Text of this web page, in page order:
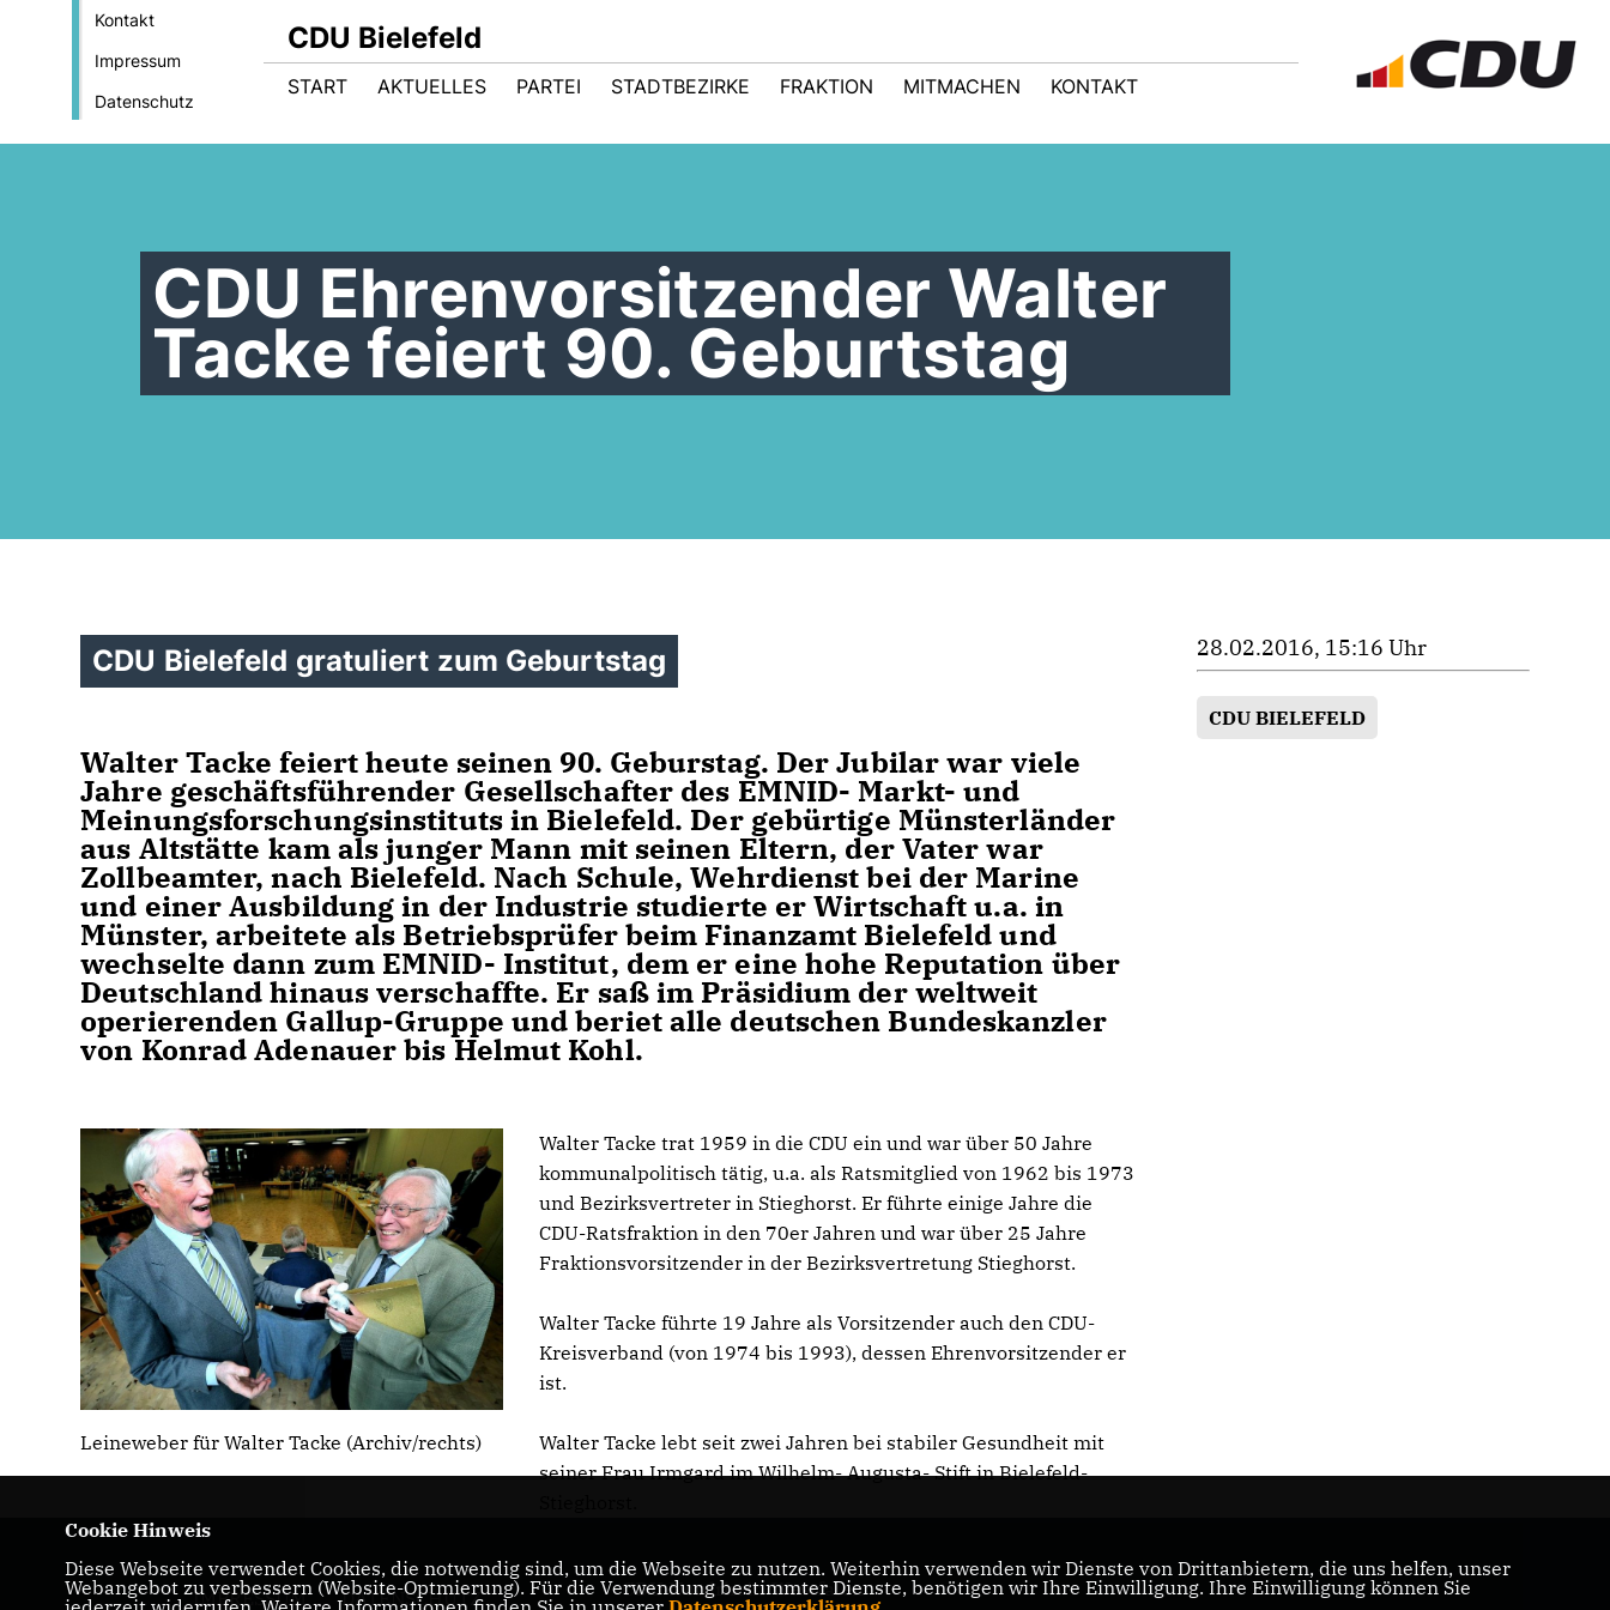
Kontakt
Impressum
Datenschutz
CDU Bielefeld
START AKTUELLES PARTEI STADTBEZIRKE FRAKTION MITMACHEN KONTAKT
CDU Ehrenvorsitzender Walter
Tacke feiert 90. Geburtstag
CDU Bielefeld gratuliert zum Geburtstag
Walter Tacke feiert heute seinen 90. Geburstag. Der Jubilar war viele
Jahre geschäftsführender Gesellschafter des EMNID- Markt- und
Meinungsforschungsinstituts in Bielefeld. Der gebürtige Münsterländer
aus Altstätte kam als junger Mann mit seinen Eltern, der Vater war
Zollbeamter, nach Bielefeld. Nach Schule, Wehrdienst bei der Marine
und einer Ausbildung in der Industrie studierte er Wirtschaft u.a. in
Münster, arbeitete als Betriebsprüfer beim Finanzamt Bielefeld und
wechselte dann zum EMNID- Institut, dem er eine hohe Reputation über
Deutschland hinaus verschaffte. Er saß im Präsidium der weltweit
operierenden Gallup-Gruppe und beriet alle deutschen Bundeskanzler
von Konrad Adenauer bis Helmut Kohl.
Leineweber für Walter Tacke (Archiv/rechts)
Walter Tacke trat 1959 in die CDU ein und war über 50 Jahre
kommunalpolitisch tätig, u.a. als Ratsmitglied von 1962 bis 1973
und Bezirksvertreter in Stieghorst. Er führte einige Jahre die
CDU-Ratsfraktion in den 70er Jahren und war über 25 Jahre
Fraktionsvorsitzender in der Bezirksvertretung Stieghorst.
Walter Tacke führte 19 Jahre als Vorsitzender auch den CDU-
Kreisverband (von 1974 bis 1993), dessen Ehrenvorsitzender er
ist.
Walter Tacke lebt seit zwei Jahren bei stabiler Gesundheit mit
seiner Frau Irmgard im Wilhelm- Augusta- Stift in Bielefeld-
28.02.2016, 15:16 Uhr
CDU BIELEFELD
IMPRESSUM DATENSCHUTZ CDU Nordrhein-Westfalen
Cookie Hinweis
Diese Webseite verwendet Cookies, die notwendig sind, um die Webseite zu nutzen. Weiterhin verwenden wir Dienste von Drittanbietern, die uns helfen, unser
Webangebot zu verbessern (Website-Optmierung). Für die Verwendung bestimmter Dienste, benötigen wir Ihre Einwilligung. Ihre Einwilligung können Sie